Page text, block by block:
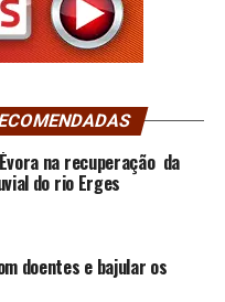
na recuperação da
do rio Erges
doentes e bajular os